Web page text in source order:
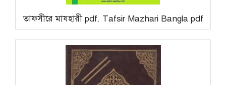
তাফসীরে মাযহারী pdf. Tafsir Mazhari Bangla pdf